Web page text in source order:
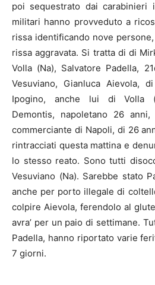
poi sequestrato dai carabinieri
militari hanno provveduto a
rissa identificando nove
rissa aggravata. Si tratta di di
Volla (Na), Salvatore Padella,
Vesuviano, Gianluca Aievola, di
Ipogino, anche lui di Volla
Demontis, napoletano 26 anni,
commerciante di Napoli, di 26
rintracciati questa mattina e
lo stesso reato. Sono tutti
Vesuviano (Na). Sarebbe stato
anche per porto illegale di
colpire Aievola, ferendolo al
avra’ per un paio di settimane.
Padella, hanno riportato varie
7 giorni.